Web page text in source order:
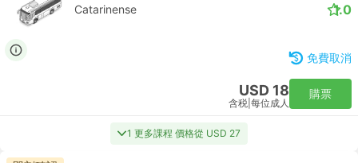
Catarinense 1.0
免費取消
USD 18
含税 每位成人
購票
1 更多課程 價格從 USD 27